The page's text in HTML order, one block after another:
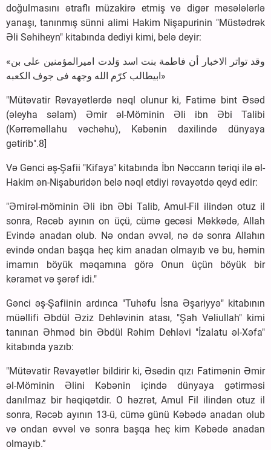
doğulmasını ətraflı müzakirə etmiş və digər məsələlərlə
yanaşı, tanınmış sünni alimi Hakim Nişapurinin "Müstədrək
Əli Səhiheyn" kitabında dediyi kimi, belə deyir:
«وقد تواتر الاخبار أن فاطمة بنت اسد وَلدت امیرالمؤمنین علی بن
ابیطالب کرّم الله وجهه فی جوف الکعبه»
"Mütəvatir Rəvayətlərdə nəql olunur ki, Fatimə bint Əsəd
(əleyha səlam) Əmir əl-Möminin Əli ibn Əbi Talibi
(Kərrəməllahu vəchəhu), Kəbənin daxilində dünyaya
gətirib".8]
Və Gənci əş-Şafii "Kifaya" kitabında İbn Nəccarın təriqi ilə əl-
Hakim ən-Nişaburidən belə nəql etdiyi rəvayətdə qeyd edir:
"Əmirəl-möminin Əli ibn Əbi Talib, Amul-Fil ilindən otuz il
sonra, Rəcəb ayının on üçü, cümə gecəsi Məkkədə, Allah
Evində anadan olub. Nə ondan əvvəl, nə də sonra Allahın
evində ondan başqa heç kim anadan olmayıb və bu, həmin
imamın böyük məqamına görə Onun üçün böyük bir
kəramət və şərəf idi."
Gənci əş-Şafiinin ardınca "Tuhəfu İsna Əşariyyə" kitabının
müəllifi Əbdül Əziz Dehləvinin atası, "Şah Vəliullah" kimi
tanınan Əhməd bin Əbdül Rəhim Dehləvi "İzalatu əl-Xəfa"
kitabında yazıb:
"Mütəvatir Rəvayətlər bildirir ki, Əsədin qızı Fatimənin Əmir
əl-Möminin Əlini Kəbənin içində dünyaya gətirməsi
danılmaz bir həqiqətdir. O həzrət, Amul Fil ilindən otuz il
sonra, Rəcəb ayının 13-ü, cümə günü Kəbədə anadan olub
və ondan əvvəl və sonra başqa heç kim Kəbədə anadan
olmayıb.”